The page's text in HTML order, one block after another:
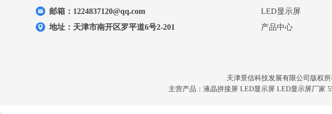
邮箱：1224837120@qq.com
地址：天津市南开区罗平道6号2-201
LED显示屏
产品中心
天津景信科技发展有限公司版权所
主营产品：液晶拼接屏 LED显示屏 LED显示屏厂家